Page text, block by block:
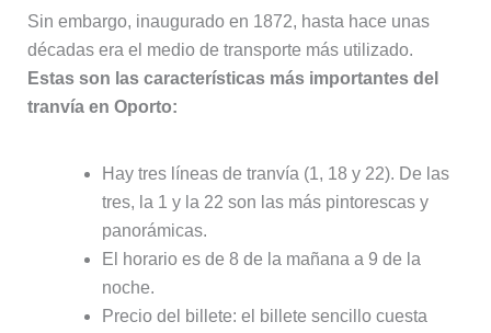
Sin embargo, inaugurado en 1872, hasta hace unas
décadas era el medio de transporte más utilizado.
Estas son las características más importantes del
tranvía en Oporto:
Hay tres líneas de tranvía (1, 18 y 22). De las
tres, la 1 y la 22 son las más pintorescas y
panorámicas.
El horario es de 8 de la mañana a 9 de la
noche.
Precio del billete: el billete sencillo cuesta